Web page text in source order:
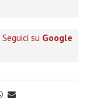
Seguici su Google